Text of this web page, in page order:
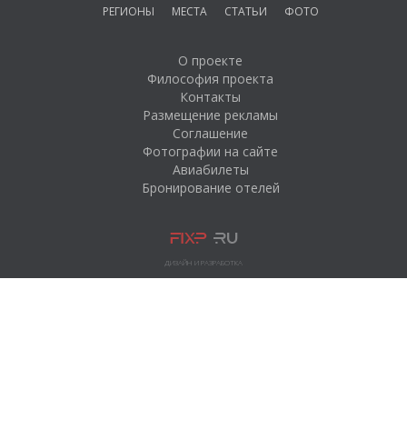
РЕГИОНЫ МЕСТА СТАТЬИ ФОТО
О проекте
Философия проекта
Контакты
Размещение рекламы
Соглашение
Фотографии на сайте
Авиабилеты
Бронирование отелей
ДИЗАЙН И РАЗРАБОТКА